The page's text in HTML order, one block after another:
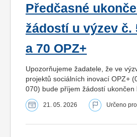
Předčasné
žádostí u výzev č.
a 70 OPZ+
Upozorňujeme žadatele, že ve
projektů sociálních inovací OPZ+
070) bude příjem žádostí ukončen
21. 05. 2026 Určeno